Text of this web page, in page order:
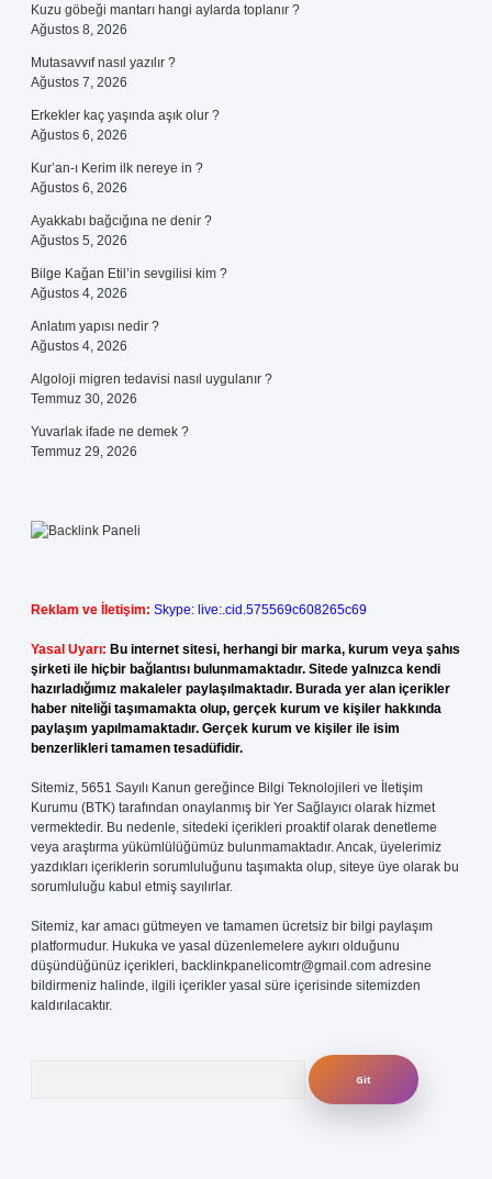
Kuzu göbeği mantarı hangi aylarda toplanır ?
Ağustos 8, 2026
Mutasavvıf nasıl yazılır ?
Ağustos 7, 2026
Erkekler kaç yaşında aşık olur ?
Ağustos 6, 2026
Kur’an-ı Kerim ilk nereye in ?
Ağustos 6, 2026
Ayakkabı bağcığına ne denir ?
Ağustos 5, 2026
Bilge Kağan Etil’in sevgilisi kim ?
Ağustos 4, 2026
Anlatım yapısı nedir ?
Ağustos 4, 2026
Algoloji migren tedavisi nasıl uygulanır ?
Temmuz 30, 2026
Yuvarlak ifade ne demek ?
Temmuz 29, 2026
Reklam ve İletişim: Skype: live:.cid.575569c608265c69
Yasal Uyarı: Bu internet sitesi, herhangi bir marka, kurum veya şahıs
şirketi ile hiçbir bağlantısı bulunmamaktadır. Sitede yalnızca kendi
hazırladığımız makaleler paylaşılmaktadır. Burada yer alan içerikler
haber niteliği taşımamakta olup, gerçek kurum ve kişiler hakkında
paylaşım yapılmamaktadır. Gerçek kurum ve kişiler ile isim
benzerlikleri tamamen tesadüfidir.
Sitemiz, 5651 Sayılı Kanun gereğince Bilgi Teknolojileri ve İletişim
Kurumu (BTK) tarafından onaylanmış bir Yer Sağlayıcı olarak hizmet
vermektedir. Bu nedenle, sitedeki içerikleri proaktif olarak denetleme
veya araştırma yükümlülüğümüz bulunmamaktadır. Ancak, üyelerimiz
yazdıkları içeriklerin sorumluluğunu taşımakta olup, siteye üye olarak bu
sorumluluğu kabul etmiş sayılırlar.
Sitemiz, kar amacı gütmeyen ve tamamen ücretsiz bir bilgi paylaşım
platformudur. Hukuka ve yasal düzenlemelere aykırı olduğunu
düşündüğünüz içerikleri, backlinkpanelicomtr@gmail.com adresine
bildirmeniz halinde, ilgili içerikler yasal süre içerisinde sitemizden
kaldırılacaktır.